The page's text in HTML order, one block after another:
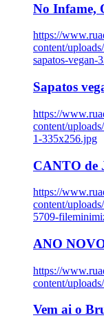
No Infame,
https://
content/
sapatos-vegan-
Sapatos
https://
content/
1-335x256.jpg
CANTO de
https://
content/
5709-
ANO
https://
content/
Vem ai o